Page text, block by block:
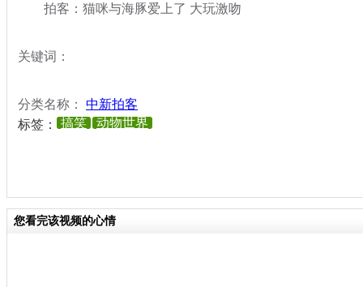
拍客：猫咪与海豚爱上了 大玩激吻
关键词：
分类名称： 中新拍客
标签：
搞笑 动物世界
您看完该视频的心情